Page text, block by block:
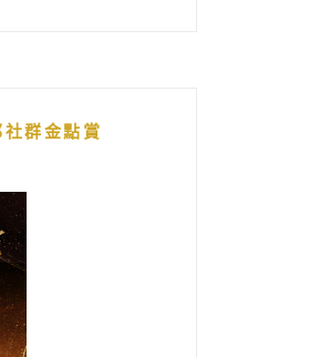
群金點賞